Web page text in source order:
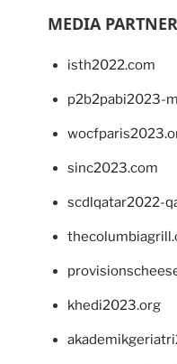
MEDIA
isth2022.com
p2b2pabi2023-
sinc2023.com
scdlqatar2022-
khedi2023.org